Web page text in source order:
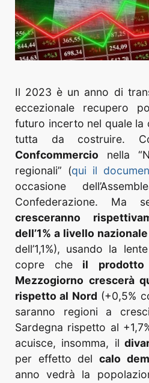
Il 2023 è un anno di
eccezionale recupero
futuro incerto nel quale la
tutta da costruire.
Confcommercio nella
regionali” (qui il
occasione
Confederazione. Ma
cresceranno
dell’1% a livello nazionale
dell’1,1%), usando la
copre che il prodotto
Mezzogiorno crescerà
rispetto al Nord (+0,5%
saranno regioni a
Sardegna rispetto al
acuisce, insomma, il
per effetto delcalo
anno vedrà la